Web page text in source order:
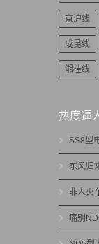
京沪线
成昆线
湘桂线
热度逼
SS8型
东风归
非人火
痛别